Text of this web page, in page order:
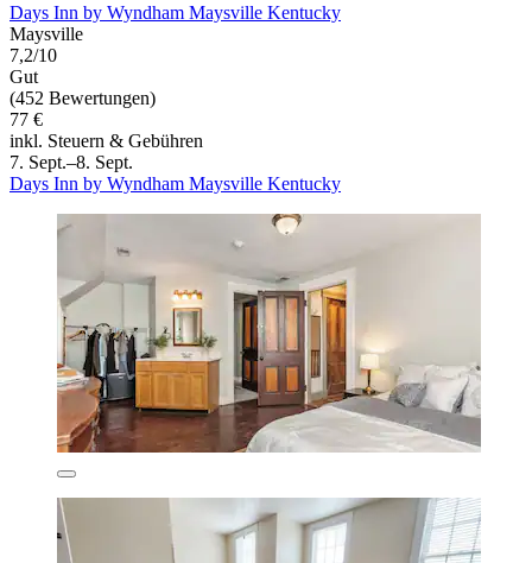
Days Inn by Wyndham Maysville Kentucky
Maysville
7,2/10
Gut
(452 Bewertungen)
77 €
inkl. Steuern & Gebühren
7. Sept.–8. Sept.
Days Inn by Wyndham Maysville Kentucky